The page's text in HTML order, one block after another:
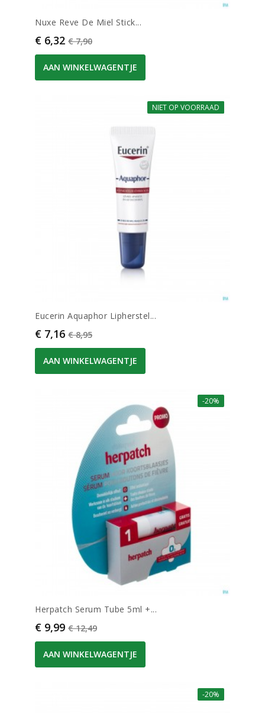
Nuxe Reve De Miel Stick...
Prijs
€ 6,32 Normale prijs
€ 7,90
AAN WINKELWAGENTJE
-20%
NIET OP VOORRAAD
Eucerin Aquaphor Lipherstel...
Prijs
€ 7,16 Normale prijs
€ 8,95
AAN WINKELWAGENTJE
-20%
Herpatch Serum Tube 5ml +...
Prijs
€ 9,99 Normale prijs
€ 12,49
AAN WINKELWAGENTJE
-20%